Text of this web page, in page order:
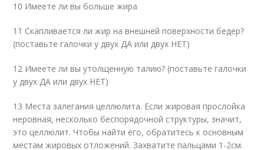
10 Имеете ли вы больше жира
11 Скапливается ли жир на внешней поверхности бедер?
(поставьте галочки у двух ДА или двух НЕТ)
12 Имеете ли вы утолщенную талию? (поставьте галочки
у двух ДА или двух НЕТ)
13 Места залегания целлюлита. Если жировая прослойка
неровная, несколько беспорядочной структуры, значит,
это целлюлит. Чтобы найти его, обратитесь к основным
местам жировых отложений. Захватите пальцами 1-2см.